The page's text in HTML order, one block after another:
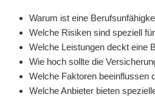
Warum ist eine
Welche Risiken sind speziell
Welche Leistungen deckt eine
Wie hoch sollte die
Welche Faktoren beeinflussen
Welche Anbieter bieten